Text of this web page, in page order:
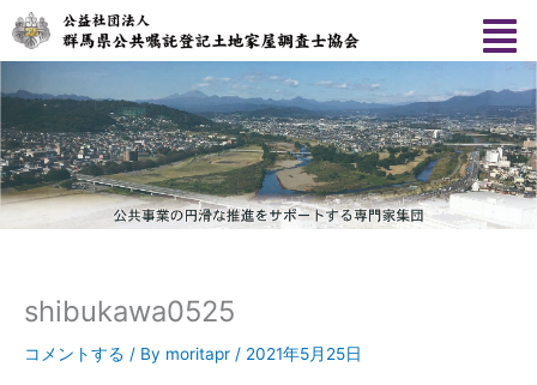
容
を
ス
ッ
プ
shibukawa0525
コメントする / By moritapr / 2021年5月25日